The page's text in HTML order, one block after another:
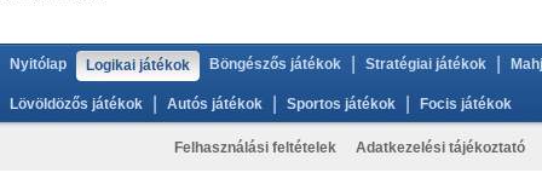
Nyitólap Logikai játékok Böngészős játékok Stratégiai játékok
Lövöldözős játékok Autós játékok Sportos játékok Focis játékok
Felhasználási feltételek Adatkezelési tájékoztató